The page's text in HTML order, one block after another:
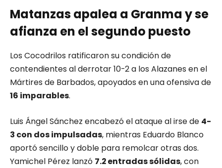
Matanzas apalea a Granma y se
afianza en el segundo puesto
Los Cocodrilos ratificaron su condición de
contendientes al derrotar 10-2 a los Alazanes en el
Mártires de Barbados, apoyados en una ofensiva de
16 imparables.
Luis Ángel Sánchez encabezó el ataque al irse de 4-
3 con dos impulsadas, mientras Eduardo Blanco
aportó sencillo y doble para remolcar otras dos.
Yamichel Pérez lanzó 7.2 entradas sólidas, con